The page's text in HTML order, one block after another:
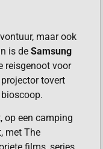
maar ook
is deSamsung
reisgenoot voor
tovert
op een camping
met The